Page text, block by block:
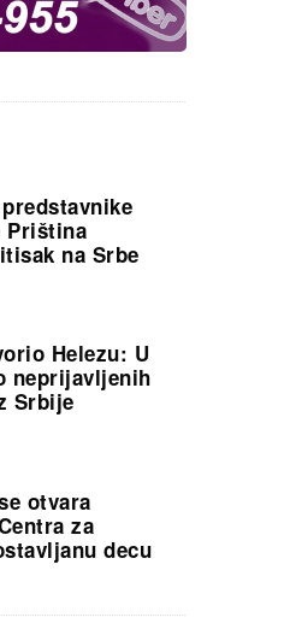
Priština
na Srbe
Helezu: U
neprijavljenih
Srbije
otvara
za
decu